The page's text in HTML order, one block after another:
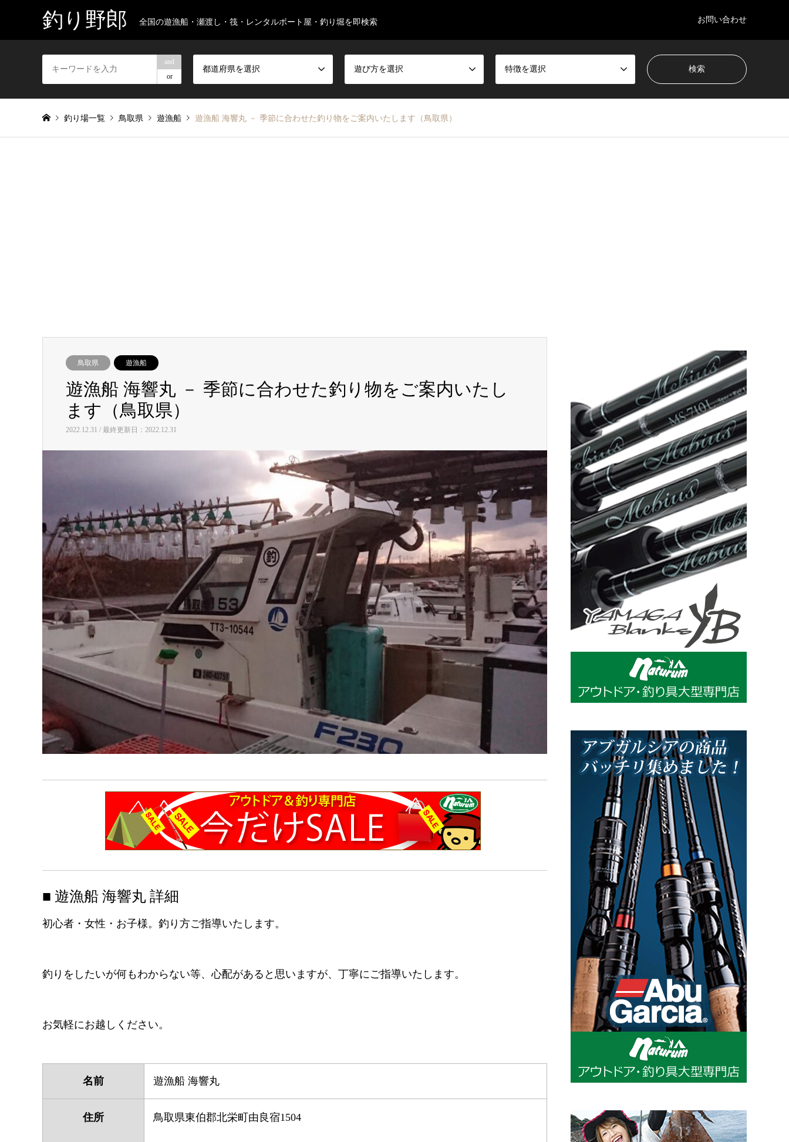
釣り野郎 全国の遊漁船・瀬渡し・筏・レンタルボート屋・釣り堀を即検索 お問い合わせ
and
or
都道府県を選択 遊び方を選択 特徴を選択
釣り場一覧 鳥取県 遊漁船 遊漁船 海響丸 － 季節に合わせた釣り物をご案内いたします（鳥取県）
鳥取県 遊漁船
遊漁船 海響丸 － 季節に合わせた釣り物をご案内いたし
ます（鳥取県）
2022.12.31 / 最終更新日：2022.12.31
■ 遊漁船 海響丸 詳細
初心者・女性・お子様。釣り方ご指導いたします。
釣りをしたいが何もわからない等、心配があると思いますが、丁寧にご指導いたします。
お気軽にお越しください。
名前 遊漁船 海響丸
住所 鳥取県東伯郡北栄町由良宿1504